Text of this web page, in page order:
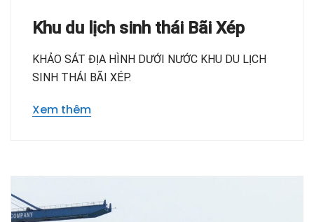
Khu du lịch sinh thái Bãi Xép
KHẢO SÁT ĐỊA HÌNH DƯỚI NƯỚC KHU DU LỊCH
SINH THÁI BÃI XÉP.
Xem thêm